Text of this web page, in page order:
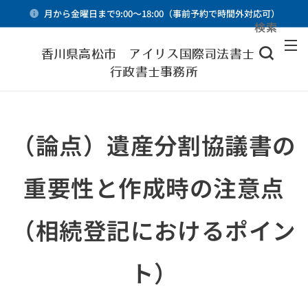
月から金曜日まで9:00～18:00（事前予約で時間外対応可）
香川県高松市 アイリス国際司法書士・
行政書士事務所
検索
（論点）遺産分割協議書の
重要性と作成時の注意点
（相続登記におけるポイン
ト）